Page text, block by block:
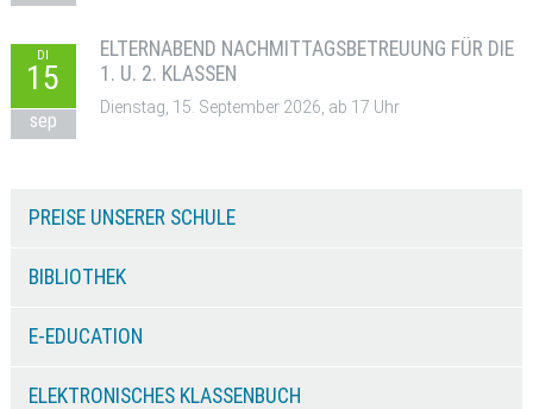
DI
15
sep
ELTERNABEND NACHMITTAGSBETREUUNG FÜR DIE
1. U. 2. KLASSEN
Dienstag, 15. September 2026, ab 17 Uhr
PREISE UNSERER SCHULE
BIBLIOTHEK
E-EDUCATION
ELEKTRONISCHES KLASSENBUCH